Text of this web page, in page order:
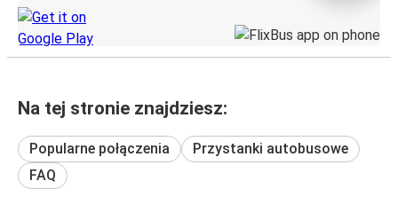
Na tej stronie znajdziesz:
Popularne połączenia
Przystanki autobusowe
FAQ